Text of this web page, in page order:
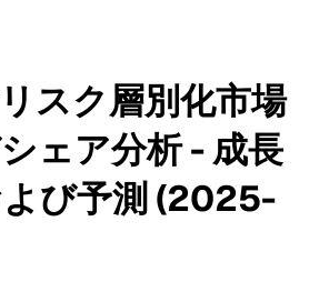
スク層別化市場
ェア分析 - 成長
よび予測 (2025-